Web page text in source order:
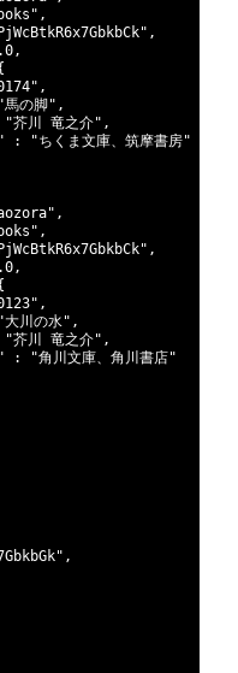
,
,
,
,
"馬の脚" ,
"芥川 竜之介" ,
:
"ちくま文庫、筑摩書房"
,
,
,
,
,
"大川の水" ,
"芥川 竜之介" ,
:
"角川文庫、角川書店"
,